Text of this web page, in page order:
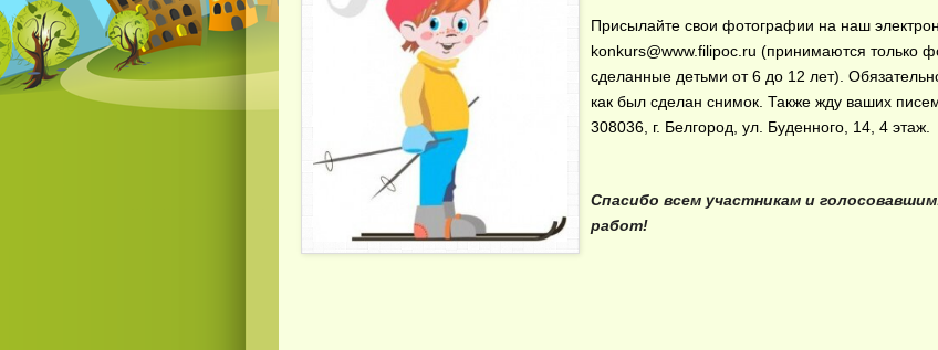
Присылайте свои фотографии на наш
konkurs@www.filipoc.ru (принимаются только
сделанные детьми от 6 до 12 лет).
как был сделан снимок. Также жду ваших
308036, г. Белгород, ул. Буденного, 14, 4 этаж.
Спасибо всем участникам и
работ!